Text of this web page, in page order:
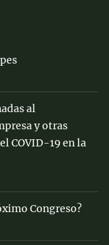
al
y otras
COVID-19 en la
Congreso?